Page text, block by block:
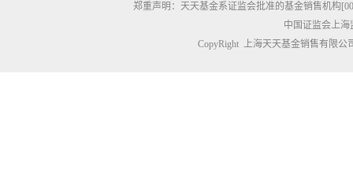
郑重声明： 天天基金系证监会批准的基金销售机构
中国证监会上
CopyRight 上海天天基金销售有限